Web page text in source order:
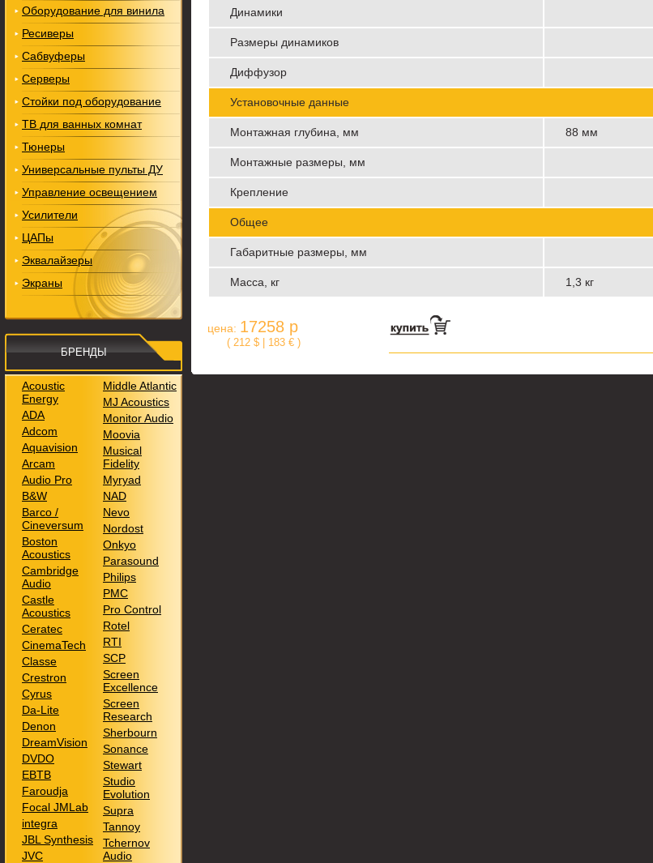
Динамики
Размеры динамиков
Диффузор
Установочные данные
Монтажная глубина, мм 88 мм
Монтажные размеры, мм
Крепление
Общее
Габаритные размеры, мм
Масса, кг 1,3 кг
цена: 17258 р
( 212 $ | 183 € )
Оборудование для винила
Ресиверы
Сабвуферы
Серверы
Стойки под оборудование
ТВ для ванных комнат
Тюнеры
Универсальные пульты ДУ
Управление освещением
Усилители
ЦАПы
Эквалайзеры
Экраны
БРЕНДЫ
Acoustic
Energy
ADA
Adcom
Aquavision
Arcam
Audio Pro
B&W
Barco /
Cineversum
Boston
Acoustics
Cambridge
Audio
Castle
Acoustics
Ceratec
CinemaTech
Classe
Crestron
Cyrus
Da-Lite
Denon
DreamVision
DVDO
EBTB
Faroudja
Focal JMLab
integra
JBL Synthesis
JVC
Middle Atlantic
MJ Acoustics
Monitor Audio
Moovia
Musical
Fidelity
Myryad
NAD
Nevo
Nordost
Onkyo
Parasound
Philips
PMC
Pro Control
Rotel
RTI
SCP
Screen
Excellence
Screen
Research
Sherbourn
Sonance
Stewart
Studio
Evolution
Supra
Tannoy
Tchernov
Audio